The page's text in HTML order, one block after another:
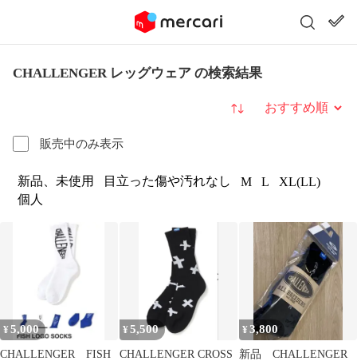
CHALLENGER レッグウェア の検索結果
販売中のみ表示
並び替え
新品、未使用 目立った傷や汚れなし M L
XL(LL)
個人
¥5,000
CHALLENGER FISH
¥5,500
CHALLENGER CROSS
¥3,800
新品 CHALLENGER